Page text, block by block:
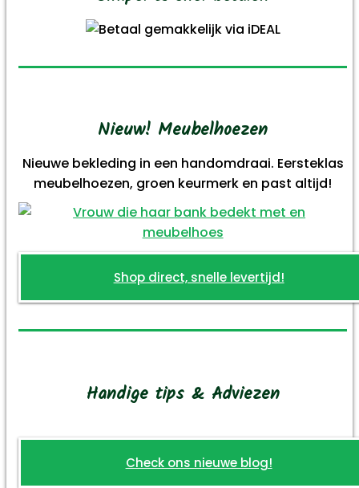
Nieuw! Meubelhoezen
Nieuwe bekleding in een handomdraai. Eersteklas
meubelhoezen, groen keurmerk en past altijd!
Shop direct, snelle levertijd!
Handige tips & Adviezen
Check ons nieuwe blog!